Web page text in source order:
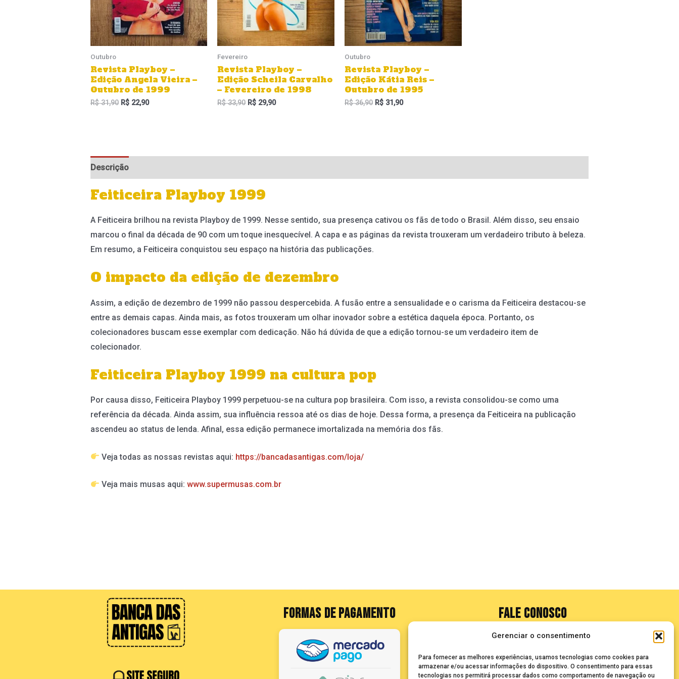
Gerenciar o consentimento
Para fornecer as melhores experiências, usamos tecnologias como cookies para
armazenar e/ou acessar informações do dispositivo. O consentimento para essas
tecnologias nos permitirá processar dados como comportamento de navegação ou
Outubro
Revista Playboy –
Edição Angela Vieira –
Outubro de 1999
R$31,90 R$22,90
Fevereiro
Revista Playboy –
Edição Scheila Carvalho
– Fevereiro de 1998
R$33,90 R$ 29,90
Outubro
Revista Playboy –
Edição Kátia Reis –
Outubro de 1995
R$36,90 R$ 31,90
Descrição
Feiticeira Playboy 1999
A Feiticeira brilhou na revista Playboy de 1999. Nesse sentido, sua presença cativou os fãs de todo o Brasil. Além disso, seu ensaio
marcou o final da década de 90 com um toque inesquecível. A capa e as páginas da revista trouxeram um verdadeiro tributo à beleza.
Em resumo, a Feiticeira conquistou seu espaço na história das publicações.
O impacto da edição de dezembro
Assim, a edição de dezembro de 1999 não passou despercebida. A fusão entre a sensualidade e o carisma da Feiticeira destacou-se
entre as demais capas. Ainda mais, as fotos trouxeram um olhar inovador sobre a estética daquela época. Portanto, os
colecionadores buscam esse exemplar com dedicação. Não há dúvida de que a edição tornou-se um verdadeiro item de
colecionador.
Feiticeira Playboy 1999 na cultura pop
Por causa disso, Feiticeira Playboy 1999 perpetuou-se na cultura pop brasileira. Com isso, a revista consolidou-se como uma
referência da década. Ainda assim, sua influência ressoa até os dias de hoje. Dessa forma, a presença da Feiticeira na publicação
ascendeu ao status de lenda. Afinal, essa edição permanece imortalizada na memória dos fãs.
Veja todas as nossas revistas aqui: https://bancadasantigas.com/loja/
Veja mais musas aqui: www.supermusas.com.br
FORMAS DE PAGAMENTO FALE CONOSCO
seuze@bancadasantigas.com